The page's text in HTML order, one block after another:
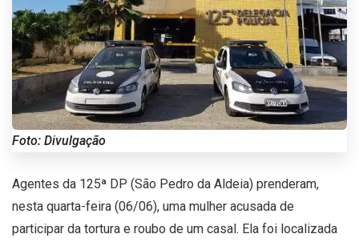
Foto: Divulgação
Agentes da 125ª DP (São Pedro da Aldeia) prenderam,
nesta quarta-feira (06/06), uma mulher acusada de
participar da tortura e roubo de um casal. Ela foi localizada